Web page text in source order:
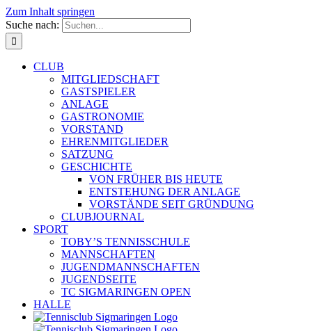
Zum Inhalt springen
Suche nach:
CLUB
MITGLIEDSCHAFT
GASTSPIELER
ANLAGE
GASTRONOMIE
VORSTAND
EHRENMITGLIEDER
SATZUNG
GESCHICHTE
VON FRÜHER BIS HEUTE
ENTSTEHUNG DER ANLAGE
VORSTÄNDE SEIT GRÜNDUNG
CLUBJOURNAL
SPORT
TOBY’S TENNISSCHULE
MANNSCHAFTEN
JUGENDMANNSCHAFTEN
JUGENDSEITE
TC SIGMARINGEN OPEN
HALLE